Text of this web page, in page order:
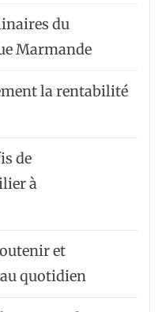
du
Marmande
la rentabilité
de
à
et
quotidien